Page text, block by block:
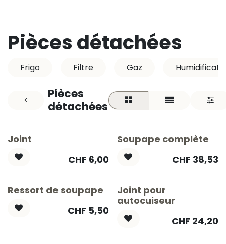
Pièces détachées
Frigo Filtre Gaz
Pièces
détachées
Joint
CHF 6,00
Soupape complète
CHF 38,53
Ressort de soupape
CHF 5,50
Joint pour
autocuiseur
CHF 24,20